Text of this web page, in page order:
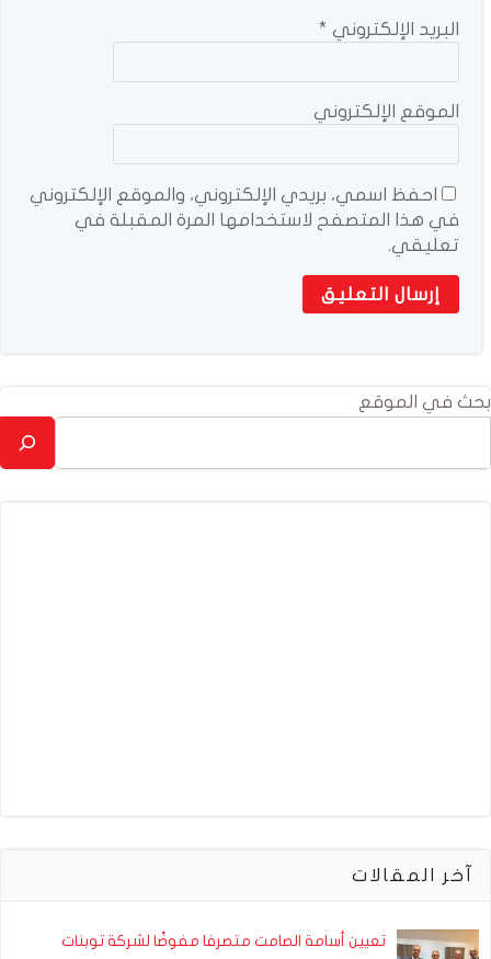
البريد الإلكتروني *
الموقع الإلكتروني
احفظ اسمي، بريدي الإلكتروني، والموقع الإلكتروني
في هذا المتصفح لاستخدامها المرة المقبلة في
تعليقي.
بحث في الموقع
آخر المقالات
تعيين أسامة الصامت متصرفا مفوضًا لشركة توبنات